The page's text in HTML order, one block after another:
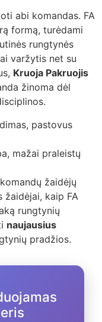
abi komandas. FA
formą, turėdami
rungtynės
varžytis net su
Kruoja Pakruojis
žinoma dėl
pastovus
mažai praleistų
žaidėjų
žaidėjai, kaip FA
rungtynių
naujausius
pradžios.